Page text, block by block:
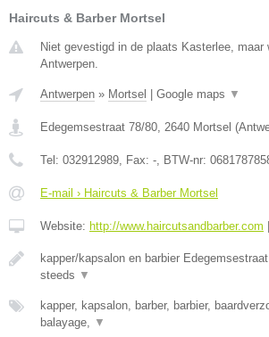
Haircuts & Barber Mortsel
Niet gevestigd in de plaats Kasterlee, maar
Antwerpen.
Antwerpen » Mortsel Google maps ▼
Edegemsestraat 78/80, 2640 Mortsel (
Tel: 032912989, Fax: -, BTW-nr:
E-mail › Haircuts & Barber Mortsel
Website: http://www.haircutsandbarber.com
kapper/kapsalon en barbier
steeds ▼
kapper, kapsalon, barber, barbier,
balayage, ▼